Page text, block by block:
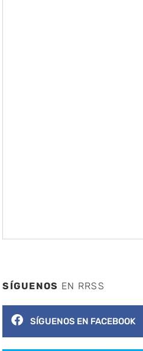
SÍGUENOS EN RRSS
SÍGUENOS EN FACEBOOK